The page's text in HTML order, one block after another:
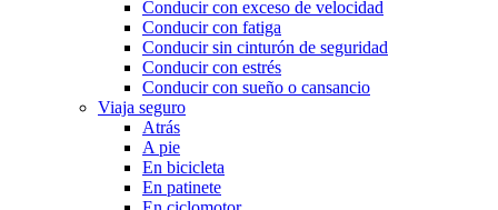
Conducir con exceso de velocidad
Conducir con fatiga
Conducir sin cinturón de seguridad
Conducir con estrés
Conducir con sueño o cansancio
Viaja seguro
Atrás
A pie
En bicicleta
En patinete